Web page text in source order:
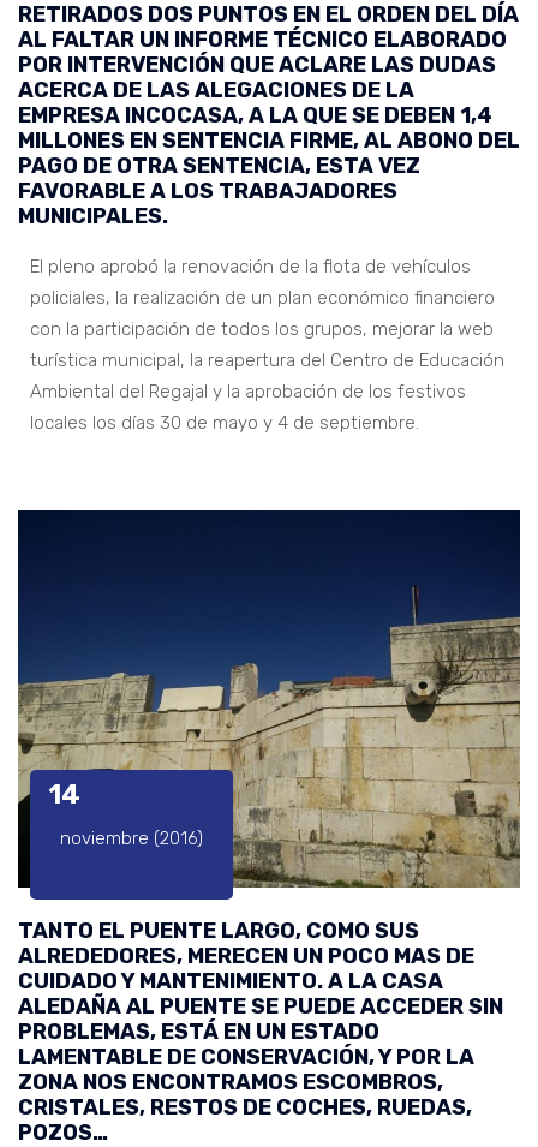
RETIRADOS DOS PUNTOS EN EL ORDEN DEL DÍA
AL FALTAR UN INFORME TÉCNICO ELABORADO
POR INTERVENCIÓN QUE ACLARE LAS DUDAS
ACERCA DE LAS ALEGACIONES DE LA
EMPRESA INCOCASA, A LA QUE SE DEBEN 1,4
MILLONES EN SENTENCIA FIRME, AL ABONO DEL
PAGO DE OTRA SENTENCIA, ESTA VEZ
FAVORABLE A LOS TRABAJADORES
MUNICIPALES.
El pleno aprobó la renovación de la flota de vehículos
policiales, la realización de un plan económico financiero
con la participación de todos los grupos, mejorar la web
turística municipal, la reapertura del Centro de Educación
Ambiental del Regajal y la aprobación de los festivos
locales los días 30 de mayo y 4 de septiembre.
14
noviembre (2016)
TANTO EL PUENTE LARGO, COMO SUS
ALREDEDORES, MERECEN UN POCO MAS DE
CUIDADO Y MANTENIMIENTO. A LA CASA
ALEDAÑA AL PUENTE SE PUEDE ACCEDER SIN
PROBLEMAS, ESTÁ EN UN ESTADO
LAMENTABLE DE CONSERVACIÓN, Y POR LA
ZONA NOS ENCONTRAMOS ESCOMBROS,
CRISTALES, RESTOS DE COCHES, RUEDAS,
POZOS…